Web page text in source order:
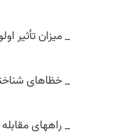
_ میزان تأثیر
_ خظاهای
_ راه­های